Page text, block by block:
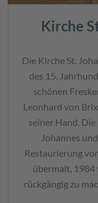
Kirche
Die Kirche St.
des 15.
schönen
Leonhard von
seiner Hand.
Johannes
Restaurierung
übermalt, 1984
rückgängig zu